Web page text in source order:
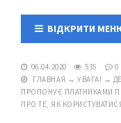
ВІДКРИТИ
06.04.2020 535
0
ГЛАВНАЯ → УВАГА! →
ПРОПОНУЄ ПЛАТНИКАМИ
ПРО ТЕ, ЯК